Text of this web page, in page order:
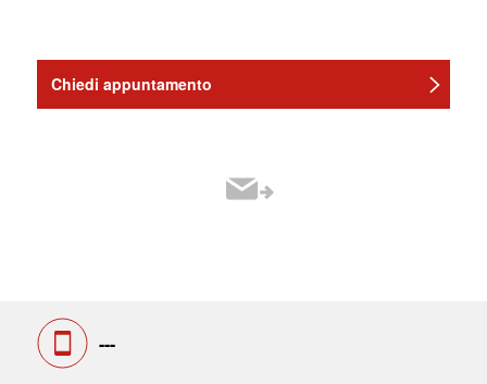
Chiedi appuntamento
---